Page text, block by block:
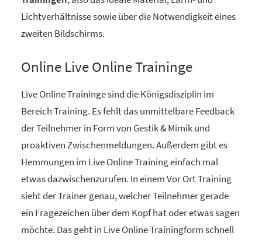
Lichtverhältnisse sowie über die Notwendigkeit eines
zweiten Bildschirms.
Online Live Online Traininge
Live Online Traininge sind die Königsdisziplin im
Bereich Training. Es fehlt das unmittelbare Feedback
der Teilnehmer in Form von Gestik & Mimik und
proaktiven Zwischenmeldungen. Außerdem gibt es
Hemmungen im Live Online Training einfach mal
etwas dazwischenzurufen. In einem Vor Ort Training
sieht der Trainer genau, welcher Teilnehmer gerade
ein Fragezeichen über dem Kopf hat oder etwas sagen
möchte. Das geht in Live Online Trainingform schnell